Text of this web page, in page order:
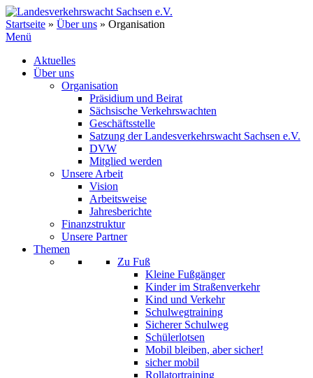
Zum
Inhalt
springen
Startseite » Über uns » Organisation
Menü
Aktuelles
Über uns
Organisation
Präsidium und Beirat
Sächsische Verkehrswachten
Geschäftsstelle
Satzung der Landesverkehrswacht Sachsen e.V.
DVW
Mitglied werden
Unsere Arbeit
Vision
Arbeitsweise
Jahresberichte
Finanzstruktur
Unsere Partner
Themen
Zu Fuß
Kleine Fußgänger
Kinder im Straßenverkehr
Kind und Verkehr
Schulwegtraining
Sicherer Schulweg
Schülerlotsen
Mobil bleiben, aber sicher!
sicher mobil
Rollatortraining